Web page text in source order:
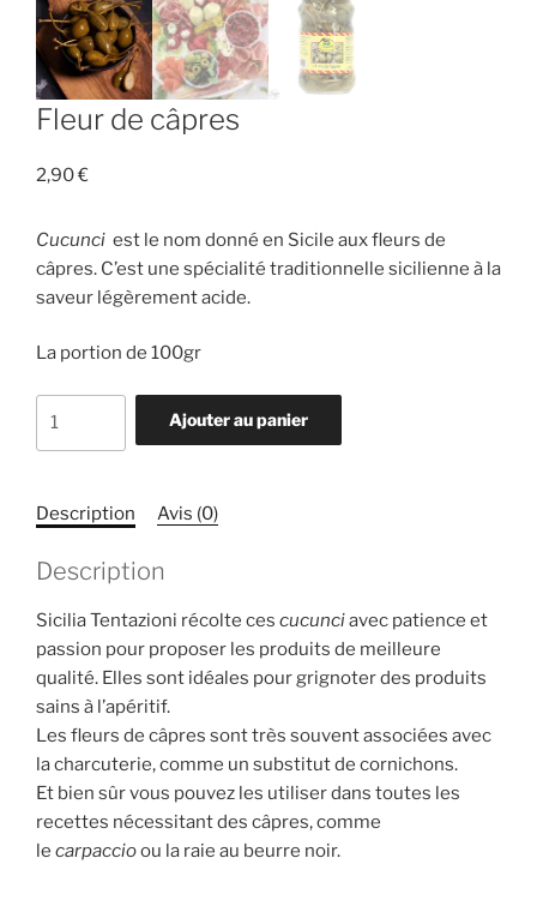
Fleur de câpres
2,90€
Cucunci est le nom donné en Sicile aux fleurs de
câpres. C’est une spécialité traditionnelle sicilienne à la
saveur légèrement acide.
La portion de 100gr
câpres
Ajouter au panier
Description Avis (0)
Description
Sicilia Tentazioni récolte ces cucunciavec patience et
passion pour proposer les produits de meilleure
qualité. Elles sont idéales pour grignoter des produits
sains à l’apéritif.
Les fleurs de câpres sont très souvent associées avec
la charcuterie, comme un substitut de cornichons.
Et bien sûr vous pouvez les utiliser dans toutes les
recettes nécessitant des câpres, comme
le carpaccioou la raie au beurre noir.